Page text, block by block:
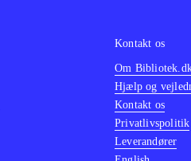
Kontakt os
Om
Hjælp og
Kontakt os
Privatlivspolitik
Leverandører